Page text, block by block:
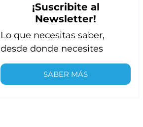
¡Suscribite al
Newsletter!
Lo que necesitas saber,
desde donde necesites
SABER MÁS